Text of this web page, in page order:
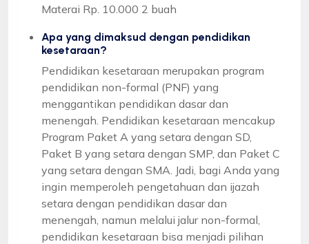
Materai Rp. 10.000 2 buah
Apa yang dimaksud dengan pendidikan
kesetaraan?
Pendidikan kesetaraan merupakan program
pendidikan non-formal (PNF) yang
menggantikan pendidikan dasar dan
menengah. Pendidikan kesetaraan mencakup
Program Paket A yang setara dengan SD,
Paket B yang setara dengan SMP, dan Paket C
yang setara dengan SMA. Jadi, bagi Anda yang
ingin memperoleh pengetahuan dan ijazah
setara dengan pendidikan dasar dan
menengah, namun melalui jalur non-formal,
pendidikan kesetaraan bisa menjadi pilihan